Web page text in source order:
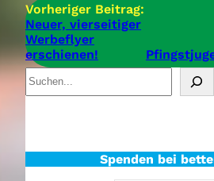
Vorheriger Beitrag:
Neuer, vierseitiger
Werbeflyer
erschienen!
S
u
n
Spenden bei